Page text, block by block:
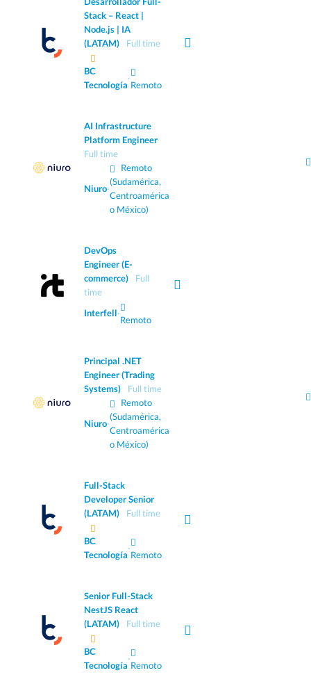
Stack – React |
Node.js | IA
(LATAM)
Full time
BC
Tecnología
·
Remoto
AI Infrastructure
Platform Engineer
Full time
Niuro·
Remoto
(Sudamérica,
Centroamérica
o México)
DevOps
Engineer (E-
commerce)
Full
time
Interfell·
Remoto
Principal .NET
Engineer (Trading
Systems)
Full time
Niuro·
Remoto
(Sudamérica,
Centroamérica
o México)
Full-Stack
Developer Senior
(LATAM)
Full time
BC
Tecnología
·
Remoto
Senior Full-Stack
NestJS React
(LATAM)
Full time
BC
Tecnología
·
Remoto